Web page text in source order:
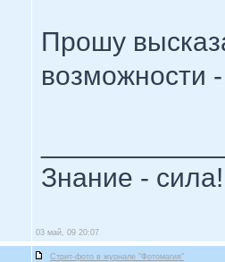
Прошу
возможности
Знание - сила!
03 май, 09 20:07
Стрит-фото в журнале "Фотомагия"